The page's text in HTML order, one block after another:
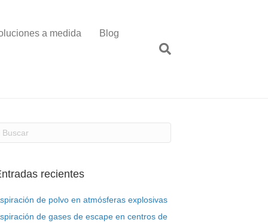
a medida Blog
recientes
de polvo en atmósferas explosivas
de gases de escape en centros de